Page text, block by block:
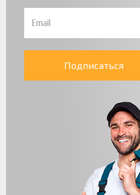
Подписаться